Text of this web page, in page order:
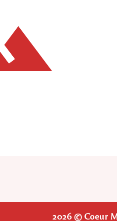
2026 © Coeur